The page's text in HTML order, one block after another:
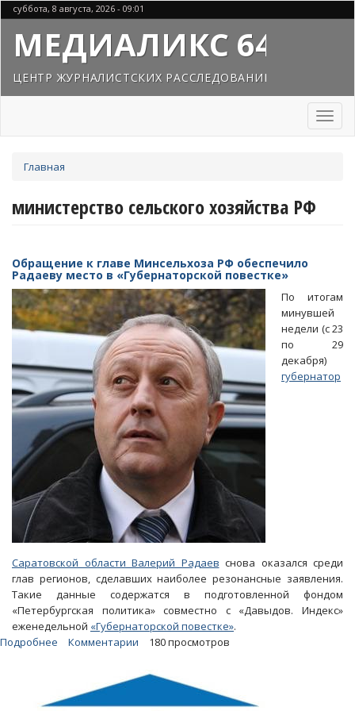
Перейти
к
основному
содержанию
суббота, 8 августа, 2026 - 09:01
МЕДИАЛИКС 64
ЦЕНТР ЖУРНАЛИСТСКИХ РАССЛЕДОВАНИЙ
Toggle
здесь
Главная
министерство сельского хозяйства РФ
Обращение к главе Минсельхоза РФ обеспечило
Радаеву место в «Губернаторской повестке»
По итогам
минувшей
недели (с 23
по 29
декабря)
губернатор
Саратовской области Валерий Радаев снова оказался среди
глав регионов, сделавших наиболее резонансные заявления.
Такие данные содержатся в подготовленной фондом
«Петербургская политика» совместно с «Давыдов. Индекс»
еженедельной «Губернаторской повестке».
Подробнее
главе
Минсельхоза
Комментарии 180 просмотров